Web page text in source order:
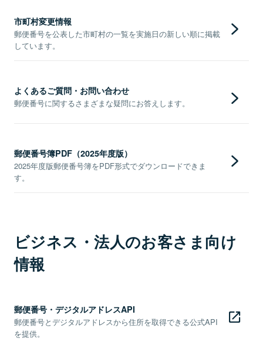
市町村変更情報
郵便番号を公表した市町村の一覧を実施日の新しい順に掲載
しています。
よくあるご質問・お問い合わせ
郵便番号に関するさまざまな疑問にお答えします。
郵便番号簿PDF（2025年度版）
2025年度版郵便番号簿をPDF形式でダウンロードできま
す。
ビジネス・法人のお客さま向け
情報
郵便番号・デジタルアドレスAPI
郵便番号とデジタルアドレスから住所を取得できる公式API
を提供。